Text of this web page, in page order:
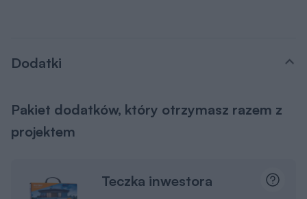
Dodatki
Pakiet dodatków, który otrzymasz razem z
projektem
Teczka inwestora